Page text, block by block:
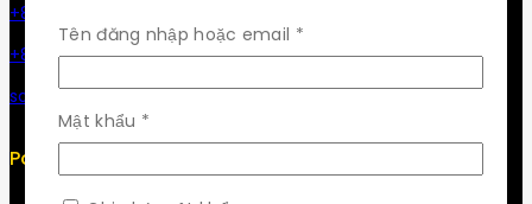
+84 34-661-1851
+84 33-430-8669
sales@fuvitech.vn
Policy
Tên đăng nhập hoặc email *Bắt
buộc
Mật khẩu *
buộc